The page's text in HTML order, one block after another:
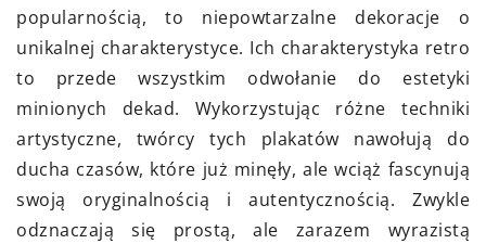
popularnością, to niepowtarzalne dekoracje o
unikalnej charakterystyce. Ich charakterystyka retro
to przede wszystkim odwołanie do estetyki
minionych dekad. Wykorzystując różne techniki
artystyczne, twórcy tych plakatów nawołują do
ducha czasów, które już minęły, ale wciąż fascynują
swoją oryginalnością i autentycznością. Zwykle
odznaczają się prostą, ale zarazem wyrazistą